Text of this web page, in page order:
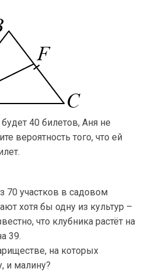
40 билетов, Аня не
вероятность того, что ей
70 участков в садовом
хотя бы одну из культур –
что клубника растёт на
39.
на которых
и малину?